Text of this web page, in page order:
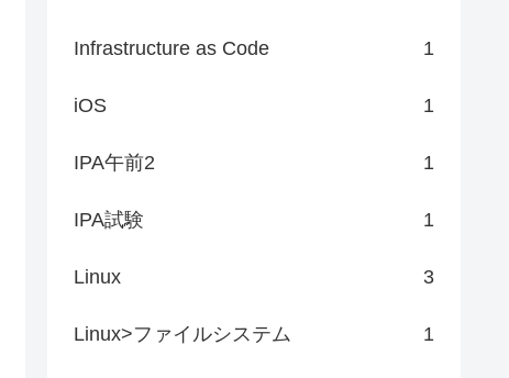
クジラ サメ カバ サイ ゾウ キリン シマウマ カメレオン イグアナ ワニ"
Infrastructure as Code 1
iOS 1
IPA午前2 1
IPA試験 1
Linux 3
Linux>ファイルシステム 1